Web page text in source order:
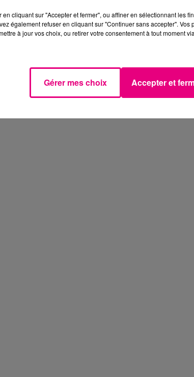
en cliquant sur "Accepter et fermer", ou affiner en sélectionnant les
également refuser en cliquant sur "Continuer sans accepter".
à jour vos choix, ou retirer votre consentement à tout moment
Gérer mes choix Accepter et